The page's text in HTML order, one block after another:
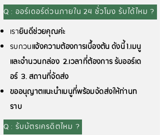
Q : ออร์เดอร์ด่วนภายใน 24 ชั่วโมง รับได้ไหม ?
เรายินดีช่วยคุณค่ะ
รบกวนแจ้งความต้องการเบื้องต้น ดังนี้ 1.เมนู
และจำนวนกล่อง 2.เวลาที่ต้องการ รับออร์เด
อร์ 3. สถานที่จัดส่ง
ขออนุญาตแนะนำเมนูที่พร้อมจัดส่งให้ท่านท
ราบ
Q : รับบัตรเครดิตไหม ?